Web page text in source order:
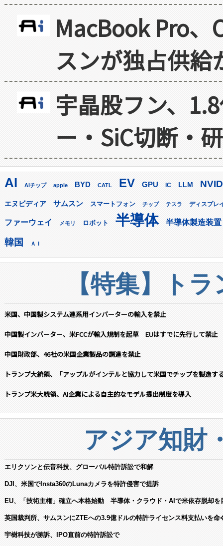
MacBook Pro
スンが独占供給
宇晶股フン、
ー・SiC切断・
AI AIチップ apple BYD CATL EV GPU IC LLM
エヌビディア サムスン スマートフォン チップ テスラ ディスプレ
ファーウェイ メモリ ロボット 半導体 半導体製造装置
韓国 ＡＩ
【特集】ト
米国、中国製システム連系用インバーターの輸入を禁止
中国製インバーター、米FCCが輸入規制を起草 EUはすでに先行して禁止
中国財政部、46社の米国企業製品の調達を禁止
トランプ大統領、「アップルがインテルと協力して米国でチップを製造す
トランプ米大統領、AI企業による自主的なモデル提出制度を導入
アジア知財
エリクソンと伝音科技、グローバル特許訴訟で和解
DJI、米国でInsta360のLunaカメラを特許侵害で提訴
EU、「技術主権」確立へ本格始動 半導体・クラウド・AIで米依存脱却を
英国裁判所、サムスンにZTEへの3.9億ドルの特許ライセンス料支払いを命
宇樹科技が勝訴、IPO直前の特許訴訟で